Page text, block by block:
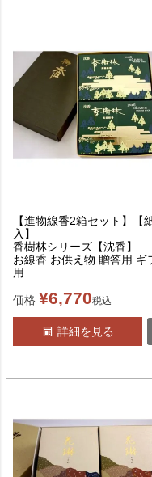
【進物線香2箱セット】【
入】
香樹林シリーズ【沈香】
お線香 お供え物 贈答用 ギ
用
価格 ¥6,770税込
詳細を見る